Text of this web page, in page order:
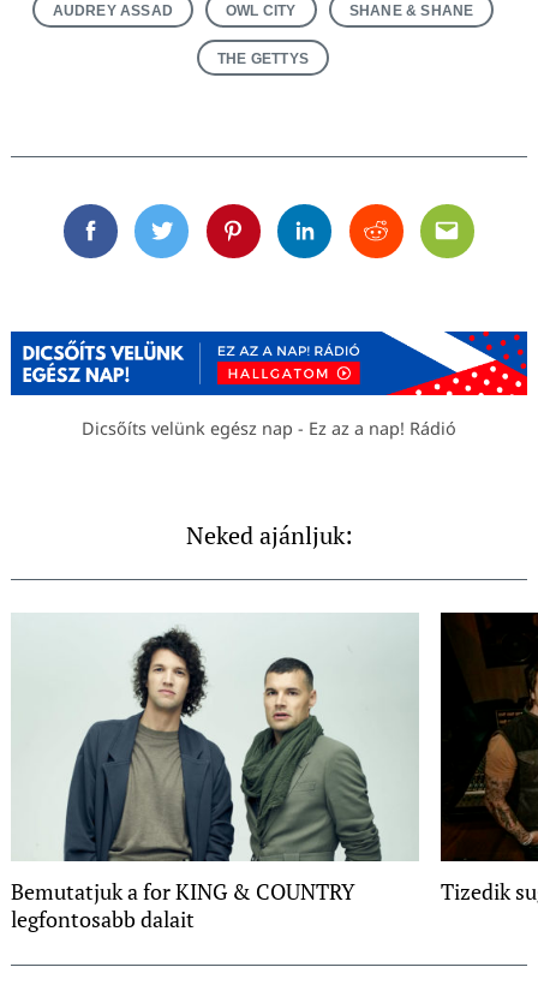
AUDREY ASSAD OWL CITY SHANE & SHANE
THE GETTYS
FacebookTwitterPinterestLinkedinRedditEmail
Dicsőíts velünk egész nap - Ez az a nap! Rádió
Neked ajánljuk:
Bemutatjuk a for KING & COUNTRY
legfontosabb dalait
Tizedik